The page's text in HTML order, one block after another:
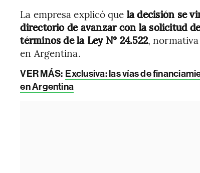
La empresa explicó que la decisión se
directorio de avanzar con la solicitud
términos de la Ley N° 24.522,
en Argentina.
VER MÁS: Exclusiva: las vías de
en Argentina